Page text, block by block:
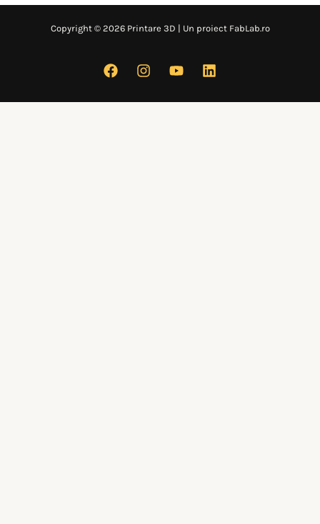
Copyright © 2026 Printare 3D | Un proiect FabLab.ro